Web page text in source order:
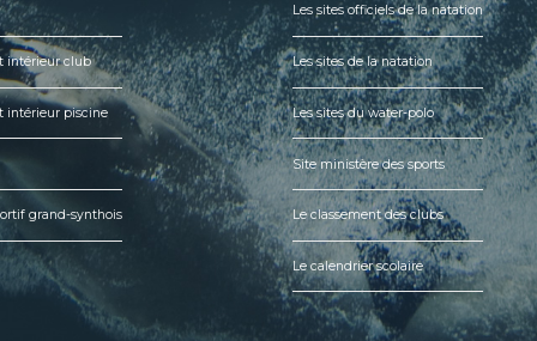
intérieur club
intérieur piscine
grand-synthois
Les sites officiels de la natation
Les sites de la natation
Les sites du water-polo
Site ministère des sports
Le classement des clubs
Le calendrier scolaire